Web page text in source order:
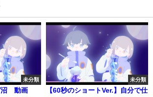
未分類
沼 動画
未分類
【60秒のショートVer.】自分で仕